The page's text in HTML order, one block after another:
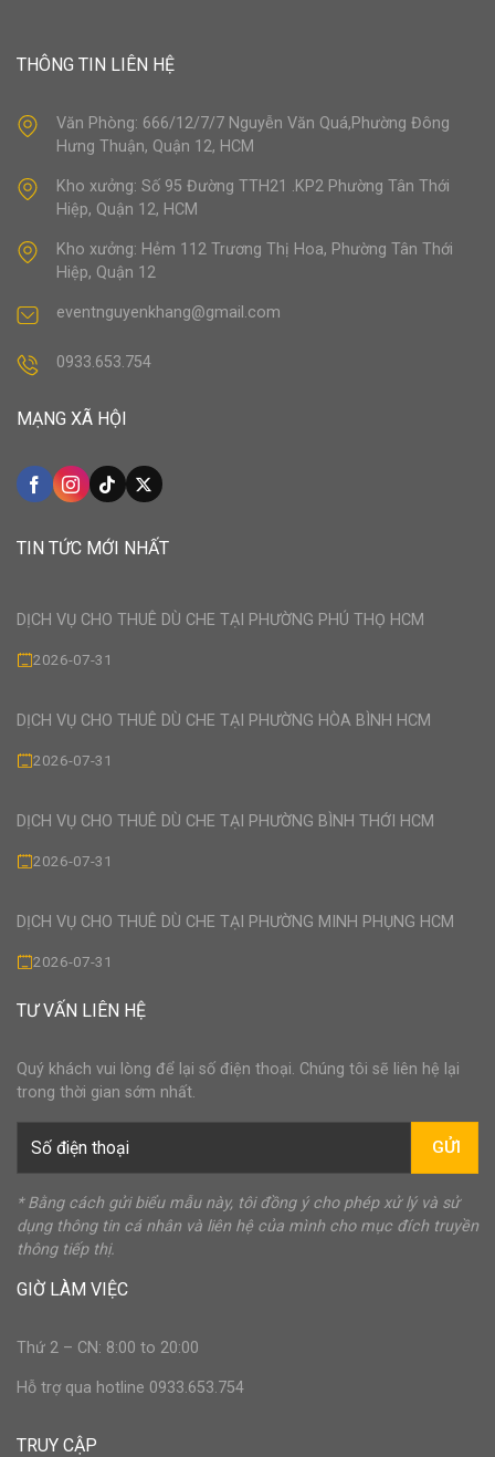
THÔNG TIN LIÊN HỆ
Văn Phòng: 666/12/7/7 Nguyễn Văn Quá,Phường Đông
Hưng Thuận, Quận 12, HCM
Kho xưởng: Số 95 Đường TTH21 .KP2 Phường Tân Thới
Hiệp, Quận 12, HCM
Kho xưởng: Hẻm 112 Trương Thị Hoa, Phường Tân Thới
Hiệp, Quận 12
eventnguyenkhang@gmail.com
0933.653.754
MẠNG XÃ HỘI
TIN TỨC MỚI NHẤT
DỊCH VỤ CHO THUÊ DÙ CHE TẠI PHƯỜNG PHÚ THỌ HCM
2026-07-31
DỊCH VỤ CHO THUÊ DÙ CHE TẠI PHƯỜNG HÒA BÌNH HCM
2026-07-31
DỊCH VỤ CHO THUÊ DÙ CHE TẠI PHƯỜNG BÌNH THỚI HCM
2026-07-31
DỊCH VỤ CHO THUÊ DÙ CHE TẠI PHƯỜNG MINH PHỤNG HCM
2026-07-31
TƯ VẤN LIÊN HỆ
Quý khách vui lòng để lại số điện thoại. Chúng tôi sẽ liên hệ lại
trong thời gian sớm nhất.
GỬI
* Bằng cách gửi biểu mẫu này, tôi đồng ý cho phép xử lý và sử
dụng thông tin cá nhân và liên hệ của mình cho mục đích truyền
thông tiếp thị.
GIỜ LÀM VIỆC
Thứ 2 – CN: 8:00 to 20:00
Hỗ trợ qua hotline 0933.653.754
TRUY CẬP